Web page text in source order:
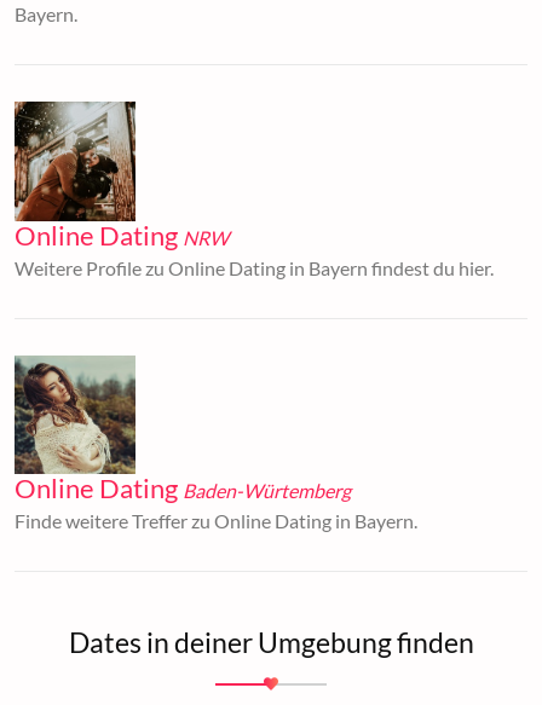
Bayern.
Online Dating NRW
Weitere Profile zu Online Dating in Bayern findest du hier.
Online Dating Baden-Würtemberg
Finde weitere Treffer zu Online Dating in Bayern.
Dates in deiner Umgebung finden